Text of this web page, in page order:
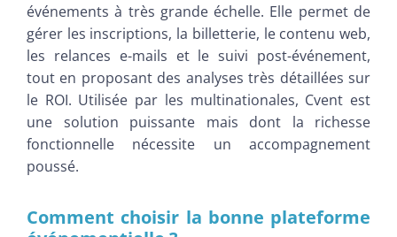
événements à très grande échelle. Elle permet de
gérer les inscriptions, la billetterie, le contenu web,
les relances e-mails et le suivi post-événement,
tout en proposant des analyses très détaillées sur
le ROI. Utilisée par les multinationales, Cvent est
une solution puissante mais dont la richesse
fonctionnelle nécessite un accompagnement
poussé.
Comment choisir la bonne plateforme